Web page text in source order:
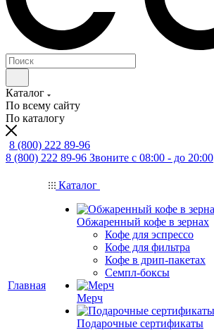
Каталог
По всему сайту
По каталогу
8 (800) 222 89-96
8 (800) 222 89-96 Звоните с 08:00 - до 20:00
Главная
Каталог
Обжаренный кофе в зернах
Кофе для эспрессо
Кофе для фильтра
Кофе в дрип-пакетах
Семпл-боксы
Мерч
Подарочные сертификаты